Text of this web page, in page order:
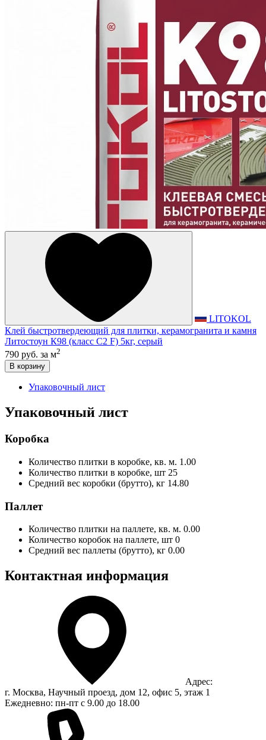
LITOKOL
Клей быстротвердеющий для плитки, керамогранита и камня
Литостоун К98 (класс С2 F) 5кг, серый
790 руб. за м2
В корзину
Упаковочный лист
Упаковочный лист
Коробка
Количество плитки в коробке, кв. м. 1.00
Количество плитки в коробке, шт 25
Средний вес коробки (брутто), кг 14.80
Паллет
Количество плитки на паллете, кв. м. 0.00
Количество коробок на паллете, шт 0
Средний вес паллеты (брутто), кг 0.00
Контактная информация
Адрес:
г. Москва, Научный проезд, дом 12, офис 5, этаж 1
Ежедневно: пн-пт с 9.00 до 18.00